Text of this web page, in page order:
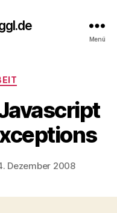
Menü
Dezember 2008